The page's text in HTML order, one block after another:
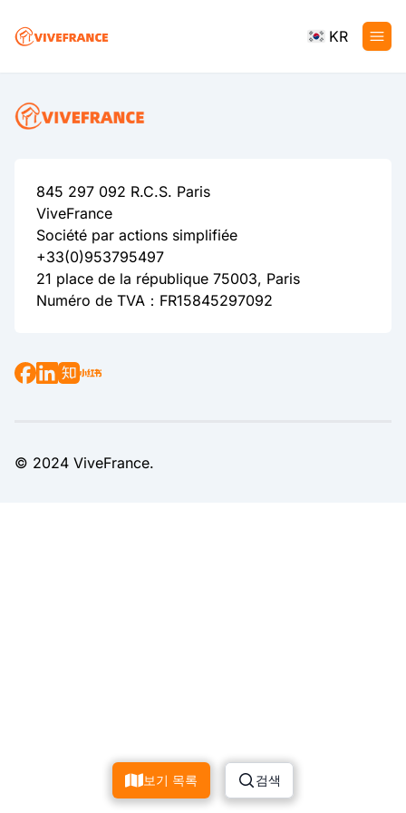
KR
보기 목록 검색
845 297 092 R.C.S. Paris
ViveFrance
Société par actions simplifiée
+33(0)953795497
21 place de la république 75003, Paris
Numéro de TVA：FR15845297092
© 2024 ViveFrance.